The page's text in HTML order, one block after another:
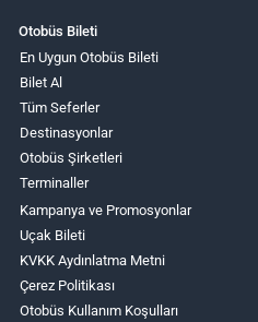
Otobüs Bileti
En Uygun Otobüs Bileti
Bilet Al
Tüm Seferler
Destinasyonlar
Otobüs Şirketleri
Terminaller
Kampanya ve Promosyonlar
Uçak Bileti
KVKK Aydınlatma Metni
Çerez Politikası
Otobüs Kullanım Koşulları